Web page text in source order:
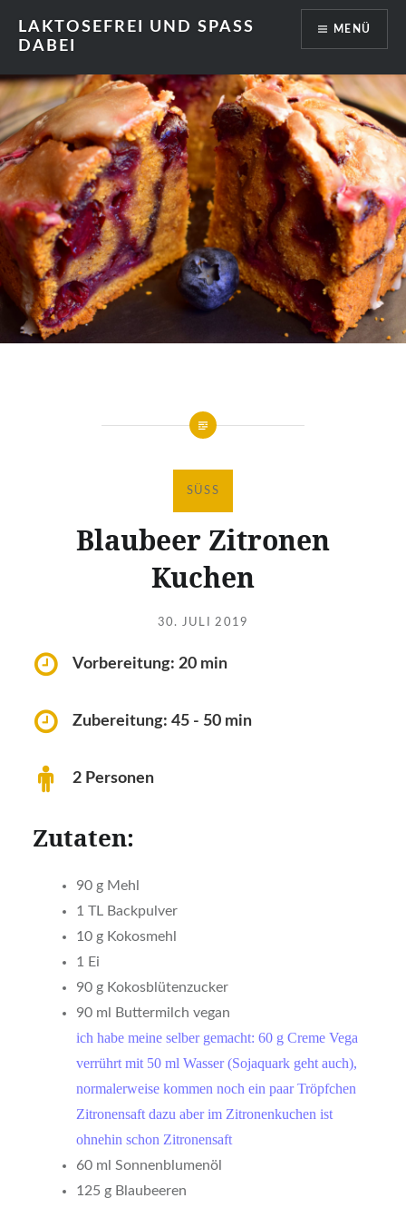
Inhalt
springen
LAKTOSEFREI UND SPASS
DABEI
MENÜ
SÜSS
Blaubeer Zitronen
Kuchen
Verfasst
LAKTOSEFREI
am
30. JULI 2019
Vorbereitung: 20 min
Zubereitung: 45 - 50 min
2 Personen
Zutaten:
90 g Mehl
1 TL Backpulver
10 g Kokosmehl
1 Ei
90 g Kokosblütenzucker
90 ml Buttermilch vegan
ich habe meine selber gemacht: 60 g Creme Vega
verrührt mit 50 ml Wasser (Sojaquark geht auch),
normalerweise kommen noch ein paar Tröpfchen
Zitronensaft dazu aber im Zitronenkuchen ist
ohnehin schon Zitronensaft
60 ml Sonnenblumenöl
125 g Blaubeeren